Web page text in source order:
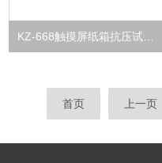
首页 上一页